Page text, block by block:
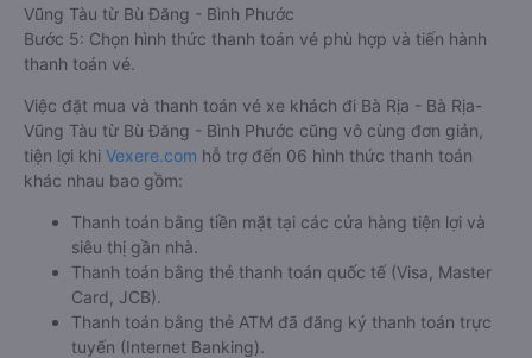
Vũng Tàu từ Bù Đăng - Bình Phước
Bước 5: Chọn hình thức thanh toán vé phù hợp và tiến hành
thanh toán vé.
Việc đặt mua và thanh toán vé xe khách đi Bà Rịa - Bà Rịa-
Vũng Tàu từ Bù Đăng - Bình Phước cũng vô cùng đơn giản,
tiện lợi khi Vexere.com hỗ trợ đến 06 hình thức thanh toán
khác nhau bao gồm:
Thanh toán bằng tiền mặt tại các cửa hàng tiện lợi và
siêu thị gần nhà.
Thanh toán bằng thẻ thanh toán quốc tế (Visa, Master
Card, JCB).
Thanh toán bằng thẻ ATM đã đăng ký thanh toán trực
tuyến (Internet Banking).